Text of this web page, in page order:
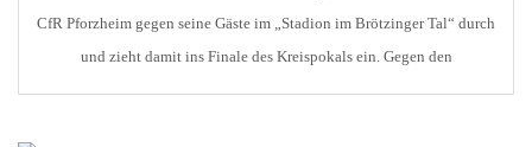
CfR Pforzheim gegen seine Gäste im „Stadion im Brötzinger Tal“ durch
und zieht damit ins Finale des Kreispokals ein. Gegen den